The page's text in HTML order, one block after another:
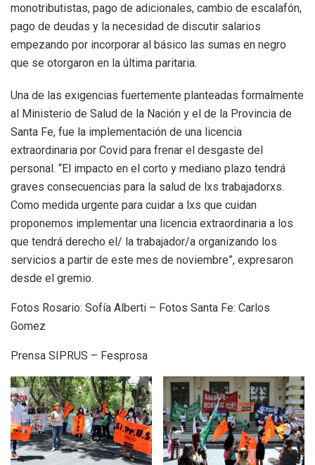
monotributistas, pago de adicionales, cambio de escalafón,
pago de deudas y la necesidad de discutir salarios
empezando por incorporar al básico las sumas en negro
que se otorgaron en la última paritaria.
Una de las exigencias fuertemente planteadas formalmente
al Ministerio de Salud de la Nación y el de la Provincia de
Santa Fe, fue la implementación de una licencia
extraordinaria por Covid para frenar el desgaste del
personal. “El impacto en el corto y mediano plazo tendrá
graves consecuencias para la salud de lxs trabajadorxs.
Como medida urgente para cuidar a lxs que cuidan
proponemos implementar una licencia extraordinaria a los
que tendrá derecho el/ la trabajador/a organizando los
servicios a partir de este mes de noviembre”, expresaron
desde el gremio.
Fotos Rosario: Sofía Alberti – Fotos Santa Fe: Carlos
Gomez
Prensa SIPRUS – Fesprosa